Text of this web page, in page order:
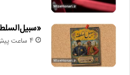
4 ساعت پیش